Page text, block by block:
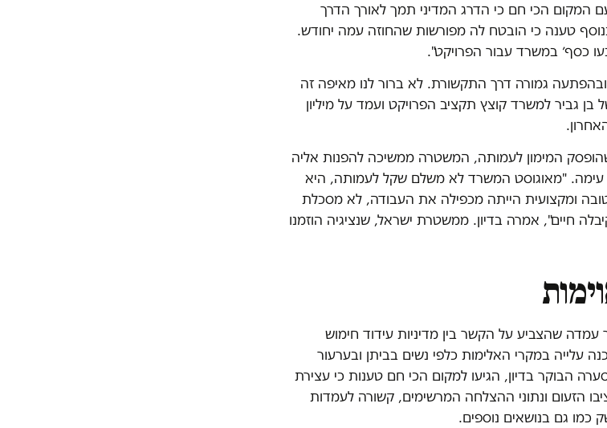
המקום הכי חם כי הדרג המדיני תמך לאורך הדרך
טענה כי הובטח לה מפורשות שהחוזה עמה יחודש.
כסף׳ במשרד עבור הפרויקט".
גמורה דרך התקשורת. לא ברור לנו מאיפה זה
בן גביר למשרד קוצץ תקציב הפרויקט ועמד על מיליון
המימון לעמותה, המשטרה ממשיכה להפנות אליה
עימה. "מאוגוסט המשרד לא משלם שקל לעמותה, היא
ומקצועית הייתה מכפילה את העבודה, לא מסכלת
חיים", אמרה בדיון. ממשטרת ישראל, שנציגיה הוזמנו
עמדה שהצביע על הקשר בין מדיניות עידוד חימוש
עלייה במקרי האלימות כלפי נשים בביתן ובערעור
הבוקר בדיון, הגיעו למקום הכי חם טענות כי עצירת
הזעום ונתוני ההצלחה המרשימים, קשורה לעמדות
כמו גם בנושאים נוספים.